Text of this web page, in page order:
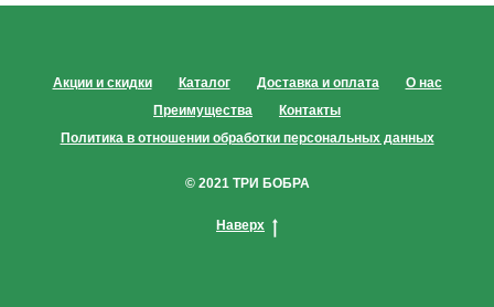
Акции и скидки Каталог Доставка и оплата
О нас
Преимущества
Контакты
Политика в отношении обработки персональных данных
© 2021 ТРИ БОБРА
Наверх